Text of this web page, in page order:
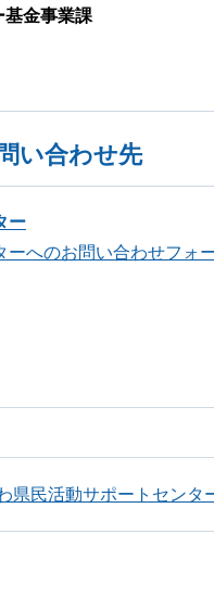
基金事業課
い合わせ先
ー
へのお問い合わせフォ
県民活動サポートセンタ